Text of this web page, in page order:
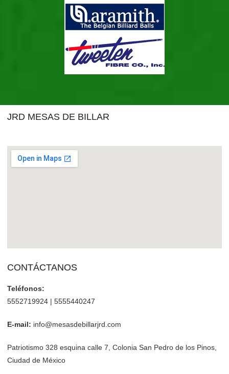
JRD MESAS DE BILLAR
CONTÁCTANOS
Teléfonos:
5552719924 | 5555440247
E-mail: info@mesasdebillarjrd.com
Patriotismo 328 esquina calle 7, Colonia San Pedro de los Pinos,
Ciudad de México